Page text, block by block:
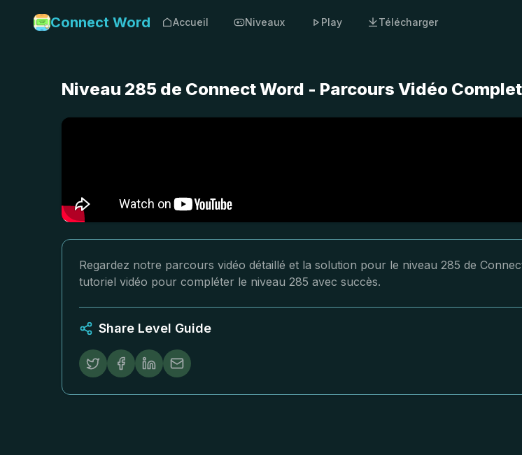
Connect Word Accueil Niveaux Play Télécharger
Niveau 285 de Connect Word - Parcours Vidéo
Regardez notre parcours vidéo détaillé et la solution pour le niveau 285 de
tutoriel vidéo pour compléter le niveau 285 avec succès.
Share Level Guide